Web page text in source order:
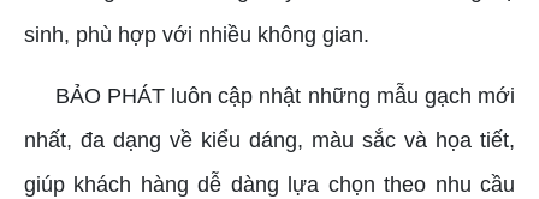
sinh, phù hợp với nhiều không gian.
BẢO PHÁT luôn cập nhật những mẫu gạch mới
nhất, đa dạng về kiểu dáng, màu sắc và họa tiết,
giúp khách hàng dễ dàng lựa chọn theo nhu cầu